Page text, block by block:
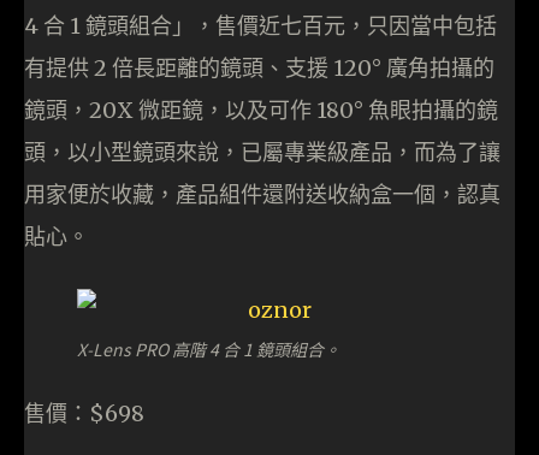
4 合 1 鏡頭組合」，售價近七百元，只因當中包括
有提供 2 倍長距離的鏡頭、支援 120° 廣角拍攝的
鏡頭，20X 微距鏡，以及可作 180° 魚眼拍攝的鏡
頭，以小型鏡頭來說，已屬專業級產品，而為了讓
用家便於收藏，產品組件還附送收納盒一個，認真
貼心。
X-Lens PRO 高階 4 合 1 鏡頭組合。
售價：$698